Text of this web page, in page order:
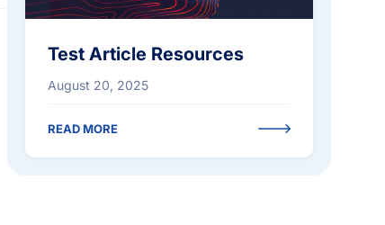
Test Article Resources
August 20, 2025
READ MORE